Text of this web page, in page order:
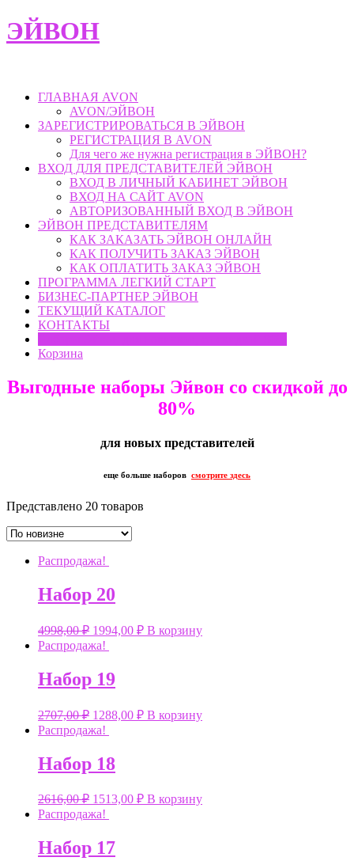
Skip
to
ЭЙВОН
ГЛАВНАЯ AVON
AVON/ЭЙВОН
ЗАРЕГИСТРИРОВАТЬСЯ В ЭЙВОН
РЕГИСТРАЦИЯ В AVON
Для чего же нужна регистрация в ЭЙВОН?
ВХОД ДЛЯ ПРЕДСТАВИТЕЛЕЙ ЭЙВОН
ВХОД В ЛИЧНЫЙ КАБИНЕТ ЭЙВОН
ВХОД НА САЙТ AVON
АВТОРИЗОВАННЫЙ ВХОД В ЭЙВОН
ЭЙВОН ПРЕДСТАВИТЕЛЯМ
КАК ЗАКАЗАТЬ ЭЙВОН ОНЛАЙН
КАК ПОЛУЧИТЬ ЗАКАЗ ЭЙВОН
КАК ОПЛАТИТЬ ЗАКАЗ ЭЙВОН
ПРОГРАММА ЛЕГКИЙ СТАРТ
БИЗНЕС-ПАРТНЕР ЭЙВОН
ТЕКУЩИЙ КАТАЛОГ
КОНТАКТЫ
Корзина
Выгодные наборы Эйвон со скидкой до
80%
для новых представителей
еще больше наборов смотрите здесь
Представлено 20 товаров
Распродажа!
Набор 20
4998,00₽ 1994,00 ₽ В корзину
Распродажа!
Набор 19
2707,00₽ 1288,00 ₽ В корзину
Распродажа!
Набор 18
2616,00₽ 1513,00 ₽ В корзину
Распродажа!
Набор 17